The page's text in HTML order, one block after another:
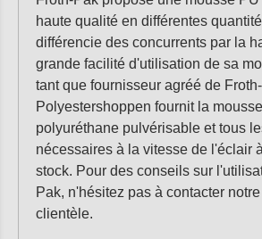
haute qualité en différentes
différencie des concurrents par la
grande facilité d'utilisation de sa
tant que fournisseur agréé de
Polyestershoppen fournit la
polyuréthane pulvérisable et tous
nécessaires à la vitesse de l'éclair
stock. Pour des conseils sur
Pak, n'hésitez pas à contacter
clientèle.